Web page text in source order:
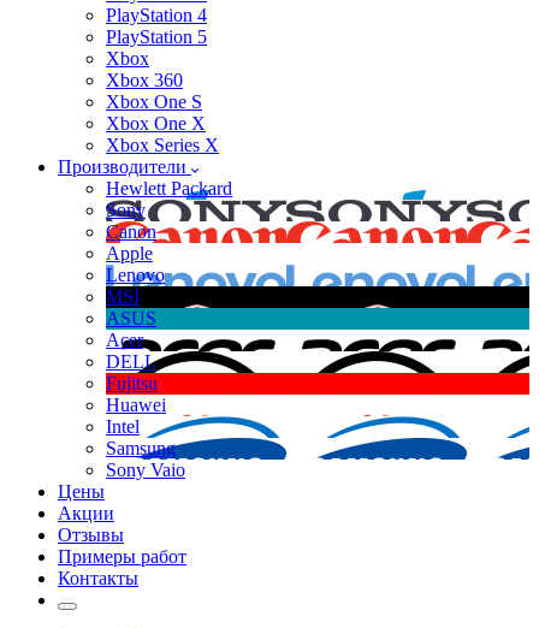
PlayStation 4
PlayStation 5
Xbox
Xbox 360
Xbox One S
Xbox One X
Xbox Series X
Производители
Hewlett Packard
Sony
Canon
Apple
Lenovo
MSI
ASUS
Acer
DELL
Fujitsu
Huawei
Intel
Samsung
Sony Vaio
Цены
Акции
Отзывы
Примеры работ
Контакты